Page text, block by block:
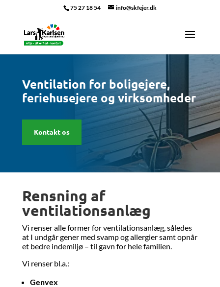
75 27 18 54 info@skfejer.dk
Ventilation for boligejere,
feriehusejere og virksomheder
Kontakt os
Rensning af
ventilationsanlæg
Vi renser alle former for ventilationsanlæg, således
at I undgår gener med svamp og allergier samt opnår
et bedre indemiljø – til gavn for hele familien.
Vi renser bl.a.:
Genvex